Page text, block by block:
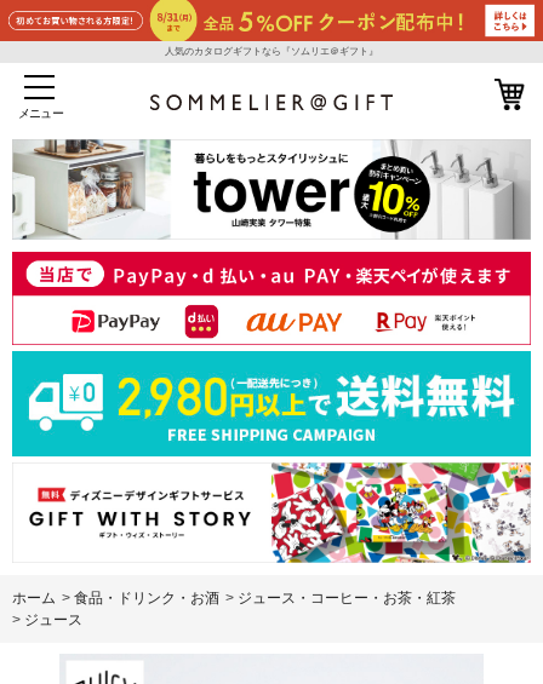
人気のカタログギフトなら『ソムリエ＠ギフト』
メニュー
ホーム > 食品・ドリンク・お酒 > ジュース・コーヒー・お茶・紅茶
> ジュース